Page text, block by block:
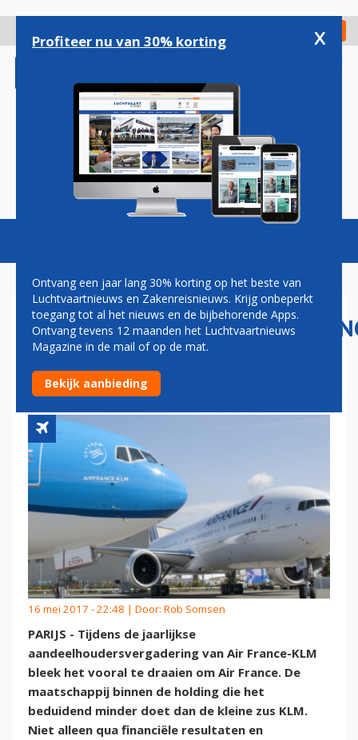
gaan
Check in
Magazine Podcasts Vacatures
AIR FRANCE-KLM VOORAL
EEN 'FRANS FEESTJE'
16 mei 2017 - 22:48 | Door: Rob Somsen
PARIJS - Tijdens de jaarlijkse
aandeelhoudersvergadering van Air France-KLM
bleek het vooral te draaien om Air France. De
maatschappij binnen de holding die het
beduidend minder doet dan de kleine zus KLM.
Niet alleen qua financiële resultaten en
Profiteer nu van 30% korting x
Ontvang een jaar lang 30% korting op het beste van
Luchtvaartnieuws en Zakenreisnieuws. Krijg onbeperkt
toegang tot al het nieuws en de bijbehorende Apps.
Ontvang tevens 12 maanden het Luchtvaartnieuws
Magazine in de mail of op de mat.
Bekijk aanbieding